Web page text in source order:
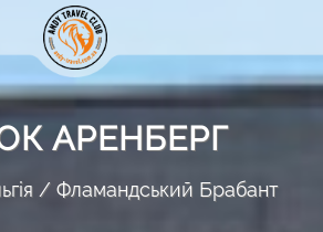
АРЕНБЕРГ
Фламандський Брабант